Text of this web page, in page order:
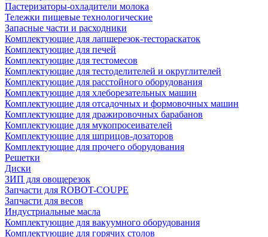
Пастеризаторы-охладители молока
Тележки пищевые технологические
Запасные части и расходники
Комплектующие для лапшерезок-тестораскаток
Комплектующие для печей
Комплектующие для тестомесов
Комплектующие для тестоделителей и округлителей
Комплектующие для расстойного оборудования
Комплектующие для хлеборезательных машин
Комплектующие для отсадочных и формовочных машин
Комплектующие для дражировочных барабанов
Комплектующие для мукопросеивателей
Комплектующие для шприцов-дозаторов
Комплектующие для прочего оборудования
Решетки
Диски
ЗИП для овощерезок
Запчасти для ROBOT-COUPE
Запчасти для весов
Индустриальные масла
Комплектующие для вакуумного оборудования
Комплектующие для горячих столов